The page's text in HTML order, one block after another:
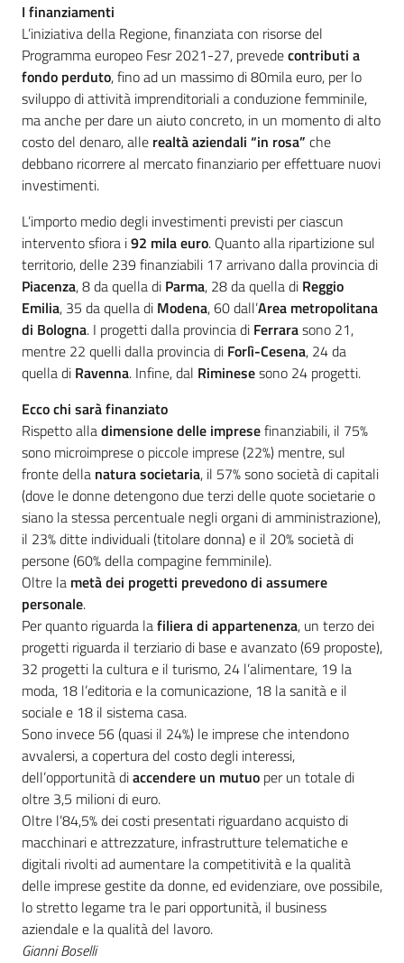
I finanziamenti
L’iniziativa della Regione, finanziata con risorse del
Programma europeo Fesr 2021-27, prevedecontributi a
fondo perduto, fino ad un massimo di 80mila euro, per lo
sviluppo di attività imprenditoriali a conduzione femminile,
ma anche per dare un aiuto concreto, in un momento di alto
costo del denaro, alle realtà aziendali “in rosa” che
debbano ricorrere al mercato finanziario per effettuare nuovi
investimenti.
L’importo medio degli investimenti previsti per ciascun
intervento sfiora i92 mila euro. Quanto alla ripartizione sul
territorio, delle 239 finanziabili 17 arrivano dalla provincia di
Piacenza, 8 da quella di Parma, 28 da quella di Reggio
Emilia, 35 da quella di Modena, 60 dall’Area metropolitana
di Bologna. I progetti dalla provincia di Ferrarasono 21,
mentre 22 quelli dalla provincia di Forlì-Cesena, 24 da
quella di Ravenna. Infine, dal Riminesesono 24 progetti.
Ecco chi sarà finanziato
Rispetto alladimensione delle impresefinanziabili, il 75%
sono microimprese o piccole imprese (22%) mentre, sul
fronte della natura societaria, il 57% sono società di capitali
(dove le donne detengono due terzi delle quote societarie o
siano la stessa percentuale negli organi di amministrazione),
il 23% ditte individuali (titolare donna) e il 20% società di
persone (60% della compagine femminile).
Oltre la metà dei progetti prevedono di assumere
personale.
Per quanto riguarda lafiliera di appartenenza, un terzo dei
progetti riguarda il terziario di base e avanzato (69 proposte),
32 progetti la cultura e il turismo, 24 l’alimentare, 19 la
moda, 18 l’editoria e la comunicazione, 18 la sanità e il
sociale e 18 il sistema casa.
Sono invece 56 (quasi il 24%) le imprese che intendono
avvalersi, a copertura del costo degli interessi,
dell’opportunità diaccendere un mutuo per un totale di
oltre 3,5 milioni di euro.
Oltre l’84,5% dei costi presentati riguardano acquisto di
macchinari e attrezzature, infrastrutture telematiche e
digitali rivolti ad aumentare la competitività e la qualità
delle imprese gestite da donne, ed evidenziare, ove possibile,
lo stretto legame tra le pari opportunità, il business
aziendale e la qualità del lavoro.
Gianni Boselli